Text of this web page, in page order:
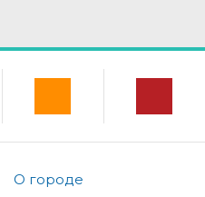
О городе